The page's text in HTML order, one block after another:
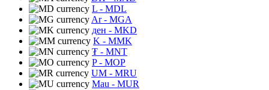
L - MDL
Ar- MGA
ден - MKD
K - MMK
₮ - MNT
P- MOP
UM - MRU
Mau - MUR